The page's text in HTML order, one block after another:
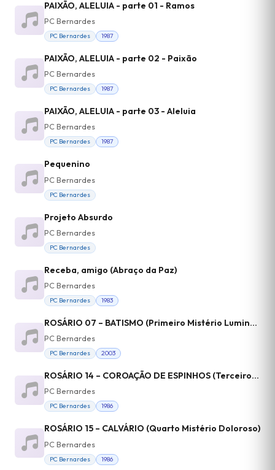
PAIXÃO, ALELUIA - parte 01 - Ramos
PC Bernardes
PC Bernardes 1987
PAIXÃO, ALELUIA - parte 02 - Paixão
PC Bernardes
PC Bernardes 1987
PAIXÃO, ALELUIA - parte 03 - Aleluia
PC Bernardes
PC Bernardes 1987
Pequenino
PC Bernardes
PC Bernardes
Projeto Absurdo
PC Bernardes
PC Bernardes
Receba, amigo (Abraço da Paz)
PC Bernardes
PC Bernardes 1983
ROSÁRIO 07 – BATISMO (Primeiro Mistério Luminoso)
PC Bernardes
PC Bernardes 2003
ROSÁRIO 14 – COROAÇÃO DE ESPINHOS (Terceiro Mistério Doloroso)
PC Bernardes
PC Bernardes 1986
ROSÁRIO 15 – CALVÁRIO (Quarto Mistério Doloroso)
PC Bernardes
PC Bernardes 1986